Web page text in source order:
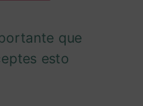
que
esto